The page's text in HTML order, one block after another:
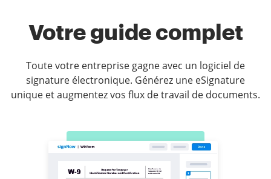
Votre guide complet
Toute votre entreprise gagne avec un logiciel de
signature électronique. Générez une eSignature
unique et augmentez vos flux de travail de documents.